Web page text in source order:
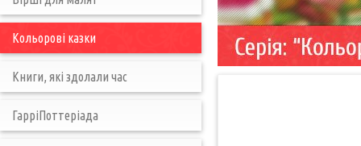
Кольорові казки
Книги, які здолали час
ГарріПоттеріада